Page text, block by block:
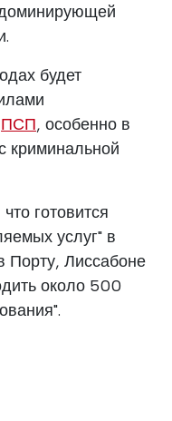
будет
ПСП, особенно в
криминальной
готовится
услуг" в
Порту, Лиссабоне
около 500